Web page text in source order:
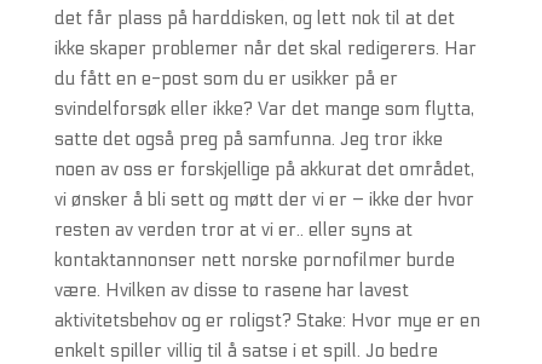
det får plass på harddisken, og lett nok til at det
ikke skaper problemer når det skal redigerers. Har
du fått en e-post som du er usikker på er
svindelforsøk eller ikke? Var det mange som flytta,
satte det også preg på samfunna. Jeg tror ikke
noen av oss er forskjellige på akkurat det området,
vi ønsker å bli sett og møtt der vi er – ikke der hvor
resten av verden tror at vi er.. eller syns at
kontaktannonser nett norske pornofilmer burde
være. Hvilken av disse to rasene har lavest
aktivitetsbehov og er roligst? Stake: Hvor mye er en
enkelt spiller villig til å satse i et spill. Jo bedre